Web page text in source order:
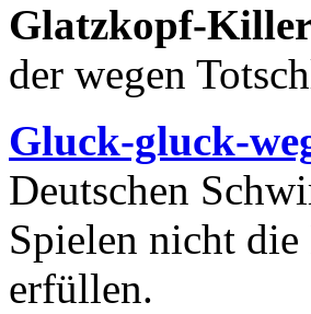
Glatzkopf-
der wegen
Gluck-gluck-
Deutschen
Spielen nicht
erfüllen.